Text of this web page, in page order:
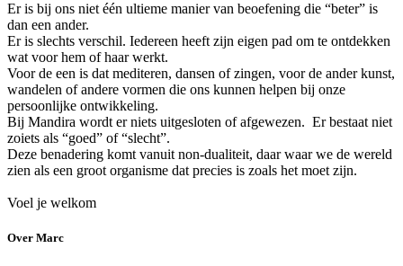
Er is bij ons niet één ultieme manier van beoefening die “beter” is
dan een ander.
Er is slechts verschil. Iedereen heeft zijn eigen pad om te ontdekken
wat voor hem of haar werkt.
Voor de een is dat mediteren, dansen of zingen, voor de ander kunst,
wandelen of andere vormen die ons kunnen helpen bij onze
persoonlijke ontwikkeling.
Bij Mandira wordt er niets uitgesloten of afgewezen. Er bestaat niet
zoiets als “goed” of “slecht”.
Deze benadering komt vanuit non-dualiteit, daar waar we de wereld
zien als een groot organisme dat precies is zoals het moet zijn.
Voel je welkom
Over Marc